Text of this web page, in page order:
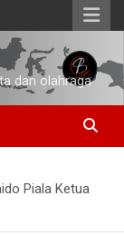
dan olahraga
Piala Ketua